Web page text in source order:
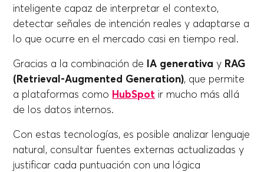
inteligente capaz de interpretar el contexto,
detectar señales de intención reales y adaptarse a
lo que ocurre en el mercado casi en tiempo real.
Gracias a la combinación de IA generativa y RAG
(Retrieval-Augmented Generation), que permite
a plataformas como HubSpot ir mucho más allá
de los datos internos.
Con estas tecnologías, es posible analizar lenguaje
natural, consultar fuentes externas actualizadas y
justificar cada puntuación con una lógica